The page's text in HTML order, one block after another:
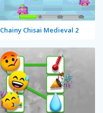
Chainy Chisai Medieval 2